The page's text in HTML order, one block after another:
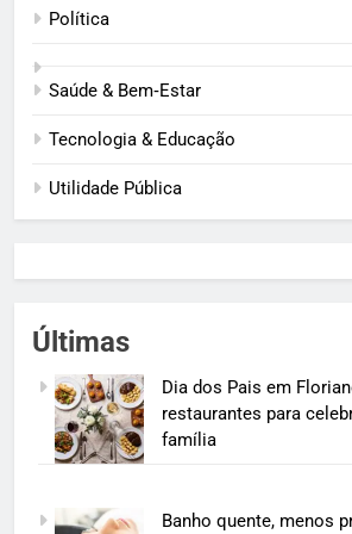
Política
Saúde & Bem‑Estar
Tecnologia & Educação
Utilidade Pública
Últimas
Dia dos Pais em
restaurantes para
família
Banho quente, menos